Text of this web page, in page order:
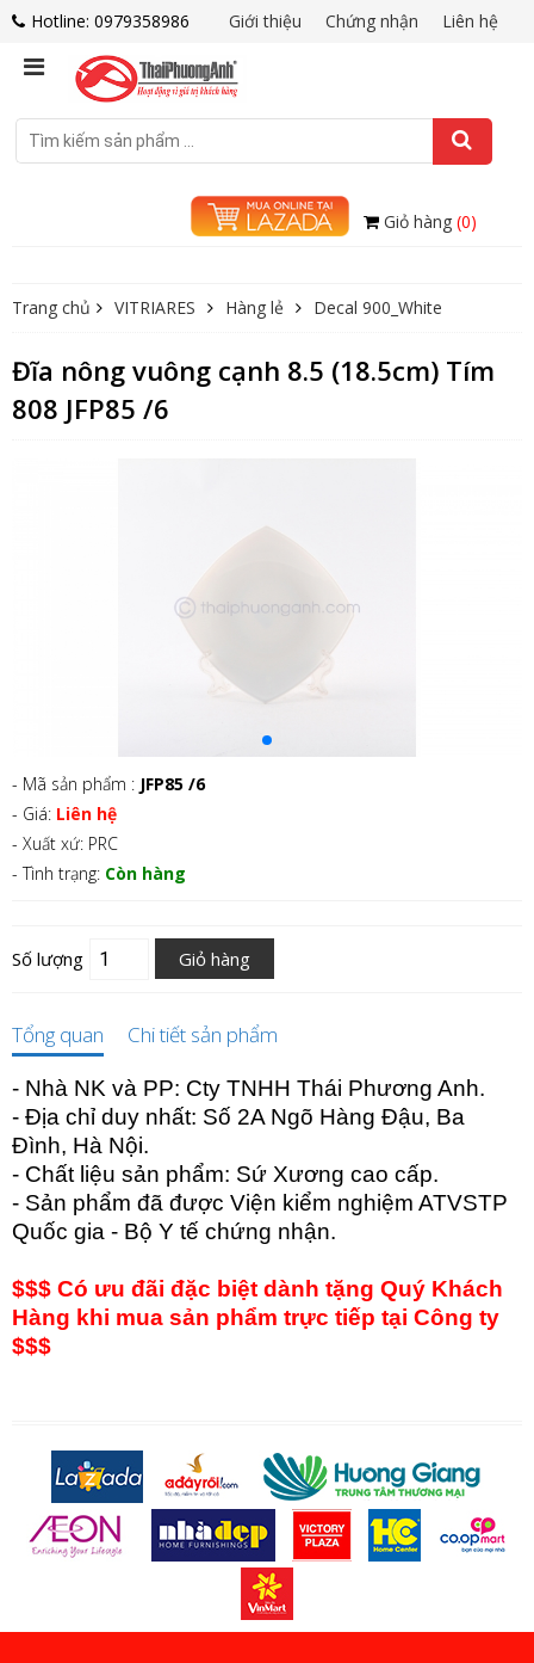
Hotline: 0979358986 Liên hệ
Chứng nhận
Giới thiệu
Giỏ hàng (0)
Trang chủ VITRIARES Hàng lẻ Decal 900_White
Đĩa nông vuông cạnh 8.5 (18.5cm) Tím
808 JFP85 /6
- Mã sản phẩm : JFP85 /6
- Giá: Liên hệ
- Xuất xứ: PRC
- Tình trạng: Còn hàng
Số lượng Giỏ hàng
Tổng quan Chi tiết sản phẩm
- Nhà NK và PP: Cty TNHH Thái Phương Anh.
- Địa chỉ duy nhất: Số 2A Ngõ Hàng Đậu, Ba
Đình, Hà Nội.
- Chất liệu sản phẩm: Sứ Xương cao cấp.
- Sản phẩm đã được Viện kiểm nghiệm ATVSTP
Quốc gia - Bộ Y tế chứng nhận.
$$$ Có ưu đãi đặc biệt dành tặng Quý Khách
Hàng khi mua sản phẩm trực tiếp tại Công ty
$$$